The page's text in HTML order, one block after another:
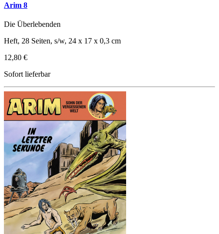
Arim 8
Die Überlebenden
Heft, 28 Seiten, s/w, 24 x 17 x 0,3 cm
12,80 €
Sofort lieferbar